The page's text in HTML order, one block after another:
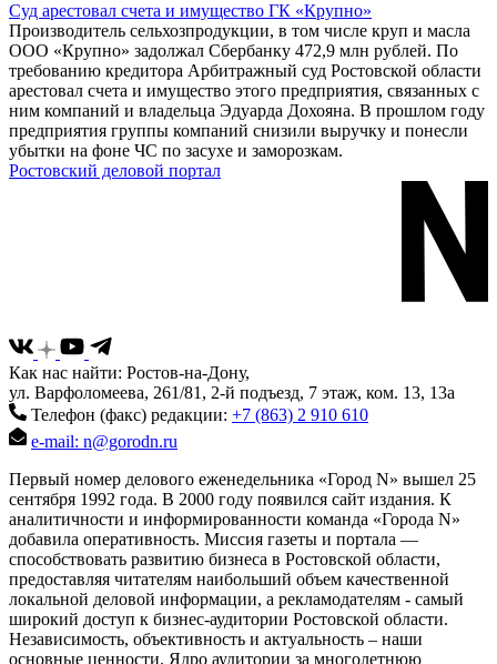
Суд арестовал счета и имущество ГК «Крупно»
Производитель сельхозпродукции, в том числе круп и масла
ООО «Крупно» задолжал Сбербанку 472,9 млн рублей. По
требованию кредитора Арбитражный суд Ростовской области
арестовал счета и имущество этого предприятия, связанных с
ним компаний и владельца Эдуарда Дохояна. В прошлом году
предприятия группы компаний снизили выручку и понесли
убытки на фоне ЧС по засухе и заморозкам.
Ростовский деловой портал
Как нас найти: Ростов-на-Дону,
ул. Варфоломеева, 261/81, 2-й подъезд, 7 этаж, ком. 13, 13а
Телефон (факс) редакции: +7 (863) 2 910 610
e-mail: n@gorodn.ru
Первый номер делового еженедельника «Город N» вышел 25
сентября 1992 года. В 2000 году появился сайт издания. К
аналитичности и информированности команда «Города N»
добавила оперативность. Миссия газеты и портала —
способствовать развитию бизнеса в Ростовской области,
предоставляя читателям наибольший объем качественной
локальной деловой информации, а рекламодателям - самый
широкий доступ к бизнес-аудитории Ростовской области.
Независимость, объективность и актуальность – наши
основные ценности. Ядро аудитории за многолетнюю